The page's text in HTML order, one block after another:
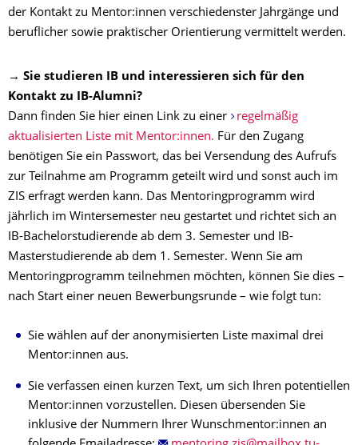
der Kontakt zu Mentor:innen verschiedenster Jahrgänge und
beruflicher sowie praktischer Orientierung vermittelt werden.
→ Sie studieren IB und interessieren sich für den
Kontakt zu IB-Alumni?
Dann finden Sie hier einen Link zu einer
regelmäßig
aktualisierten Liste mit Mentor:innen. Für den Zugang
benötigen Sie ein Passwort, das bei Versendung des Aufrufs
zur Teilnahme am Programm geteilt wird und sonst auch im
ZIS erfragt werden kann. Das Mentoringprogramm wird
jährlich im Wintersemester neu gestartet und richtet sich an
IB-Bachelorstudierende ab dem 3. Semester und IB-
Masterstudierende ab dem 1. Semester. Wenn Sie am
Mentoringprogramm teilnehmen möchten, können Sie dies ­­–
nach Start einer neuen Bewerbungsrunde – wie folgt tun:
Sie wählen auf der anonymisierten Liste maximal drei
Mentor:innen aus.
Sie verfassen einen kurzen Text, um sich Ihren potentiellen
Mentor:innen vorzustellen. Diesen übersenden Sie
inklusive der Nummern Ihrer Wunschmentor:innen an